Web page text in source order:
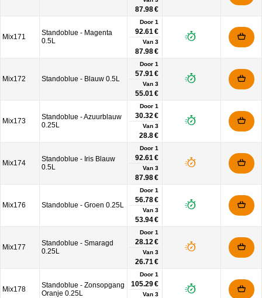
87.98 €
Mix171
Standoblue - Magenta
0.5L
Door 1
92.61 €
Van 3
87.98 €
Mix172 Standoblue - Blauw 0.5L
Door 1
57.91 €
Van 3
55.01 €
Mix173
Standoblue - Azuurblauw
0.25L
Door 1
30.32 €
Van 3
28.8 €
Mix174
Standoblue - Iris Blauw
0.5L
Door 1
92.61 €
Van 3
87.98 €
Mix176 Standoblue - Groen 0.25L
Door 1
56.78 €
Van 3
53.94 €
Mix177
Standoblue - Smaragd
0.25L
Door 1
28.12 €
Van 3
26.71 €
Mix178
Standoblue - Zonsopgang
Oranje 0.25L
Door 1
105.29 €
Van 3